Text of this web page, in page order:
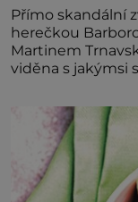
Přímo skandální
herečkou
Martinem
viděna s jakýmsi